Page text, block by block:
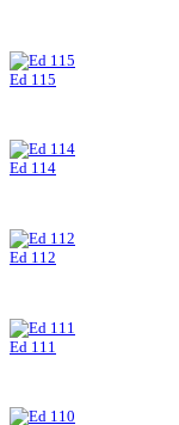
Ed 115
Ed 114
Ed 112
Ed 111